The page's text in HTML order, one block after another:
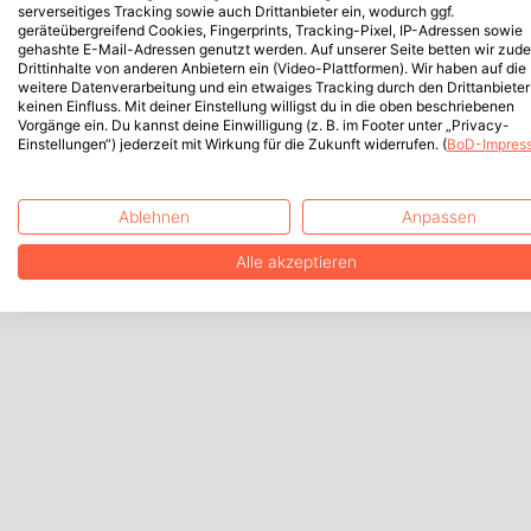
serverseitiges Tracking sowie auch Drittanbieter ein, wodurch ggf.
geräteübergreifend Cookies, Fingerprints, Tracking-Pixel, IP-Adressen sowie
gehashte E-Mail-Adressen genutzt werden. Auf unserer Seite betten wir
Drittinhalte von anderen Anbietern ein (Video-Plattformen). Wir haben auf die
weitere Datenverarbeitung und ein etwaiges Tracking durch den Drittanbieter
keinen Einfluss. Mit deiner Einstellung willigst du in die oben beschriebenen
Vorgänge ein. Du kannst deine Einwilligung (z. B. im Footer unter „Privacy-
Einstellungen“) jederzeit mit Wirkung für die Zukunft widerrufen. (BoD-
Ablehnen Anpassen
Alle akzeptieren